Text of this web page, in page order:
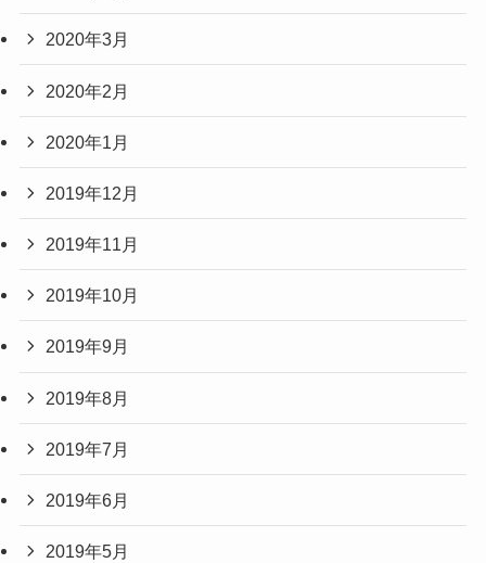
2020年3月
2020年2月
2020年1月
2019年12月
2019年11月
2019年10月
2019年9月
2019年8月
2019年7月
2019年6月
2019年5月